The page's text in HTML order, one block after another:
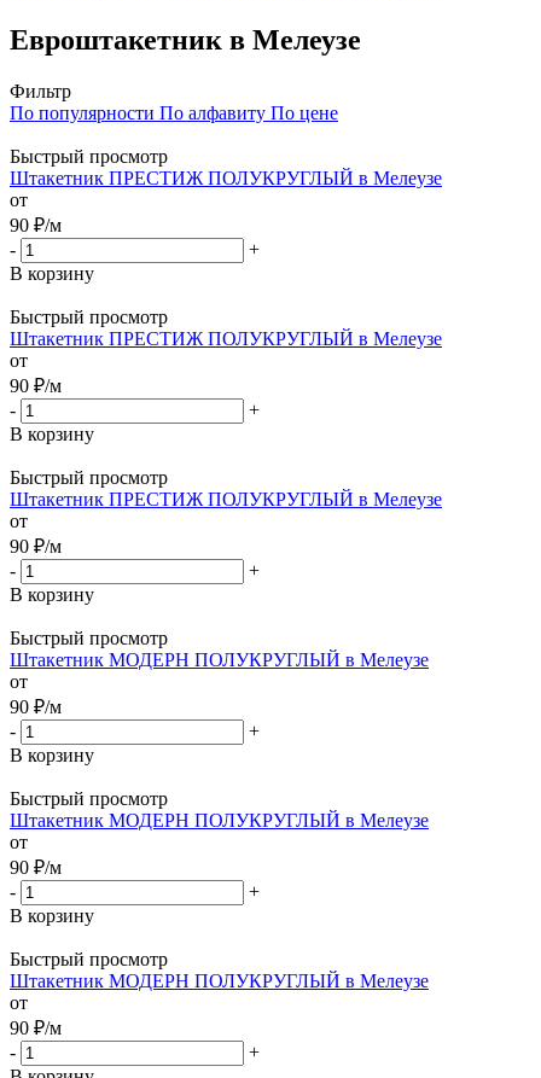
Евроштакетник в Мелеузе
Фильтр
По популярности По алфавиту По цене
Быстрый просмотр
Штакетник ПРЕСТИЖ ПОЛУКРУГЛЫЙ в Мелеузе
от
90 ₽/м
-
+
В корзину
Быстрый просмотр
Штакетник ПРЕСТИЖ ПОЛУКРУГЛЫЙ в Мелеузе
от
90 ₽/м
-
+
В корзину
Быстрый просмотр
Штакетник ПРЕСТИЖ ПОЛУКРУГЛЫЙ в Мелеузе
от
90 ₽/м
-
+
В корзину
Быстрый просмотр
Штакетник МОДЕРН ПОЛУКРУГЛЫЙ в Мелеузе
от
90 ₽/м
-
+
В корзину
Быстрый просмотр
Штакетник МОДЕРН ПОЛУКРУГЛЫЙ в Мелеузе
от
90 ₽/м
-
+
В корзину
Быстрый просмотр
Штакетник МОДЕРН ПОЛУКРУГЛЫЙ в Мелеузе
от
90 ₽/м
-
+